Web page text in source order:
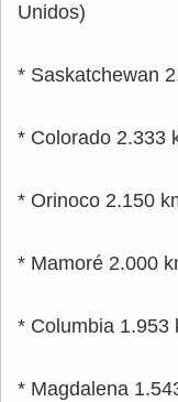
Unidos)
* Saskatchewan
* Colorado 2.333
* Orinoco 2.150
* Mamoré 2.000
* Columbia 1.953
* Magdalena